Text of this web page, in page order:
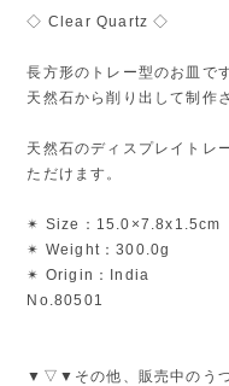
◇ Clear Quartz ◇
長方形のトレー型のお皿です
天然石から削り出して制作
天然石のディスプレイトレ
ただけます。
✴︎ Size：15.0×7.8x1.5cm
✴︎ Weight：300.0g
✴︎ Origin：India
No.80501
▼▽▼その他、販売中のう